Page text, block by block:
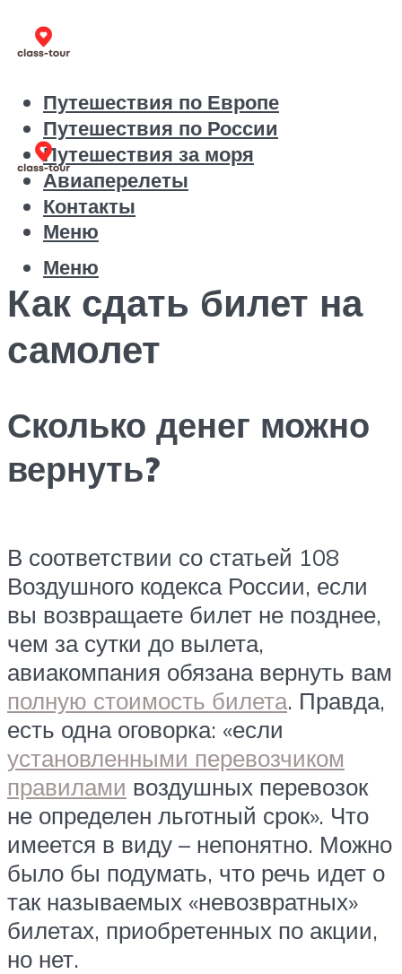
Путешествия по Европе
Путешествия по России
Путешествия за моря
Авиаперелеты
Контакты
Меню
Меню
Как сдать билет на
самолет
Сколько денег можно
вернуть?
В соответствии со статьей 108
Воздушного кодекса России, если
вы возвращаете билет не позднее,
чем за сутки до вылета,
авиакомпания обязана вернуть вам
полную стоимость билета. Правда,
есть одна оговорка: «если
установленными перевозчиком
правилами воздушных перевозок
не определен льготный срок». Что
имеется в виду – непонятно. Можно
было бы подумать, что речь идет о
так называемых «невозвратных»
билетах, приобретенных по акции,
но нет.